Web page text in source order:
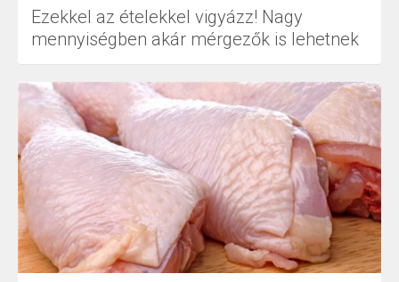
Ezekkel az ételekkel vigyázz! Nagy
mennyiségben akár mérgezők is lehetnek